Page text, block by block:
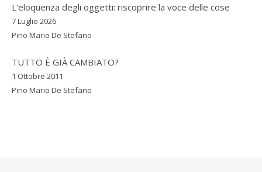
L'eloquenza degli oggetti: riscoprire la voce delle cose
7 Luglio 2026
Pino Mario De Stefano
TUTTO È GIÀ CAMBIATO?
1 Ottobre 2011
Pino Mario De Stefano